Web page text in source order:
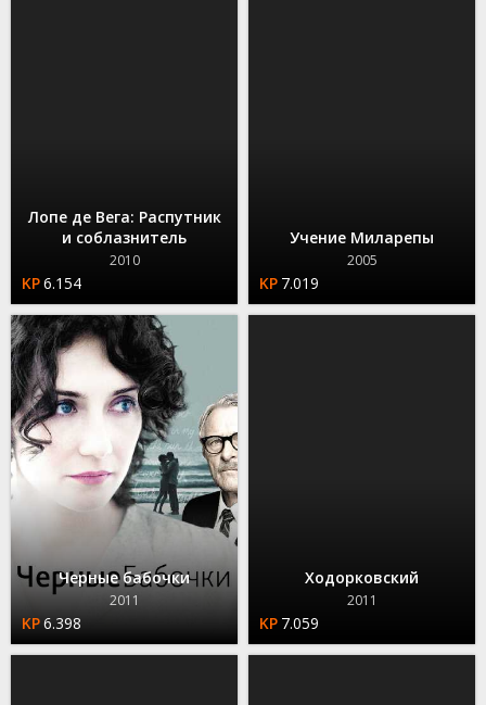
Лопе де Вега: Распутник
и соблазнитель
2010
6.154
Учение Миларепы
2005
7.019
Черные бабочки
2011
6.398
Ходорковский
2011
7.059